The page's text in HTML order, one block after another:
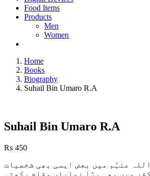
Food Items
Products
Men
Women
Home
Books
Biography
Suhail Bin Umaro R.A
Suhail Bin Umaro R.A
₨ 450
عنہُم میں بعض ایسی بھی شخصیات
میں بھی بڑا نمایاں مقام رکھتی